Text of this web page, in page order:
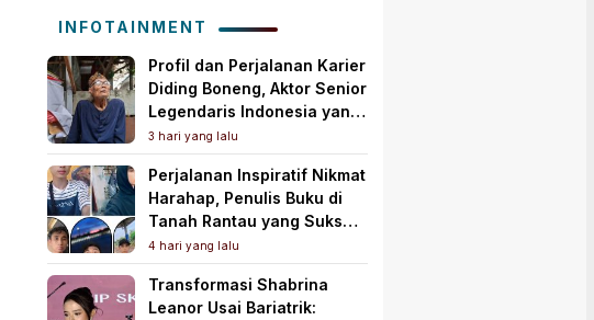
INFOTAINMENT
Profil dan Perjalanan Karier
Diding Boneng, Aktor Senior
Legendaris Indonesia yang
Meninggal Dunia
3 hari yang lalu
Perjalanan Inspiratif Nikmat
Harahap, Penulis Buku di
Tanah Rantau yang Sukses
Lewat Karya Best Seller
4 hari yang lalu
Transformasi Shabrina
Leanor Usai Bariatrik: